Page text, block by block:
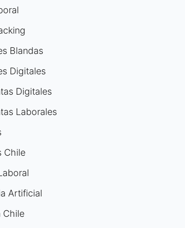
Blandas
Digitales
Digitales
Laborales
Chile
Artificial
Chile